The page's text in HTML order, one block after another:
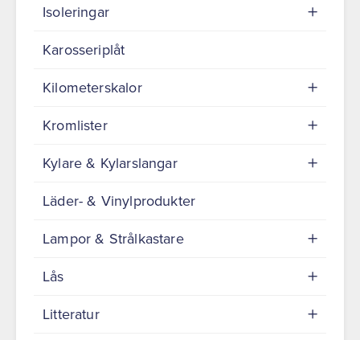
Isoleringar
Karosseriplåt
Kilometerskalor
Kromlister
Kylare & Kylarslangar
Läder- & Vinylprodukter
Lampor & Strålkastare
Lås
Litteratur